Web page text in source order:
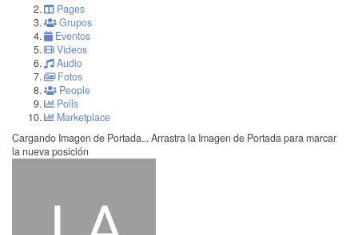
Pages
Grupos
Eventos
Videos
Audio
Fotos
People
Polls
Marketplace
Cargando Imagen de Portada... Arrastra la Imagen de Portada para marcar
la nueva posición